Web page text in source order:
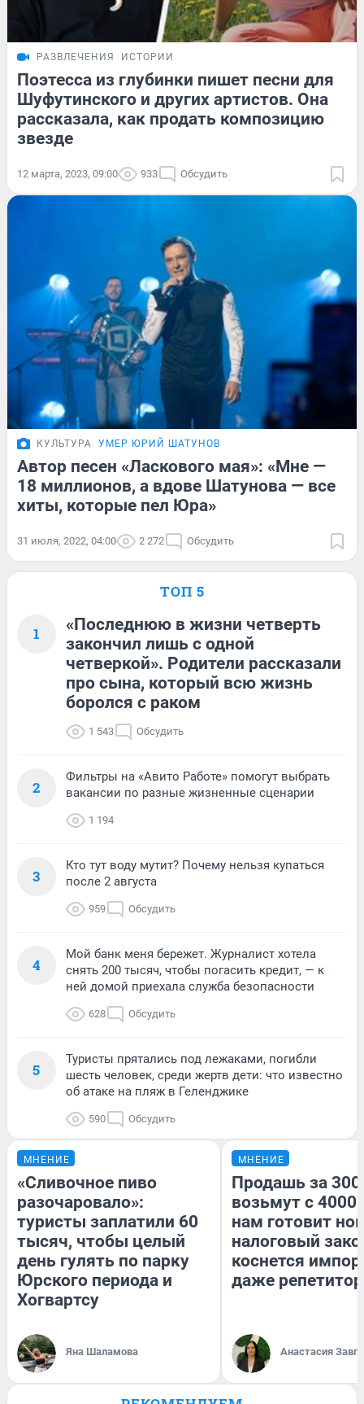
РАЗВЛЕЧЕНИЯ ИСТОРИИ
Поэтесса из глубинки пишет песни для
Шуфутинского и других артистов. Она
рассказала, как продать композицию
звезде
12 марта, 2023, 09:00 933 Обсудить
КУЛЬТУРА УМЕР ЮРИЙ ШАТУНОВ
Автор песен «Ласкового мая»: «Мне —
18 миллионов, а вдове Шатунова — все
хиты, которые пел Юра»
31 июля, 2022, 04:00 2 272 Обсудить
ТОП 5
1
«Последнюю в жизни четверть
закончил лишь с одной
четверкой». Родители рассказали
про сына, который всю жизнь
боролся с раком
1 543 Обсудить
2
Фильтры на «Авито Работе» помогут выбрать
вакансии по разные жизненные сценарии
1 194
3
Кто тут воду мутит? Почему нельзя купаться
после 2 августа
959 Обсудить
4
Мой банк меня бережет. Журналист хотела
снять 200 тысяч, чтобы погасить кредит, — к
ней домой приехала служба безопасности
628 Обсудить
5
Туристы прятались под лежаками, погибли
шесть человек, среди жертв дети: что известно
об атаке на пляж в Геленджике
590 Обсудить
МНЕНИЕ
«Сливочное пиво
разочаровало»:
туристы заплатили 60
тысяч, чтобы целый
день гулять по парку
Юрского периода и
Хогвартсу
Яна Шаламова
МНЕНИЕ
Продашь за
возьмут с
нам готовит
налоговый
коснется
даже
Анастасия